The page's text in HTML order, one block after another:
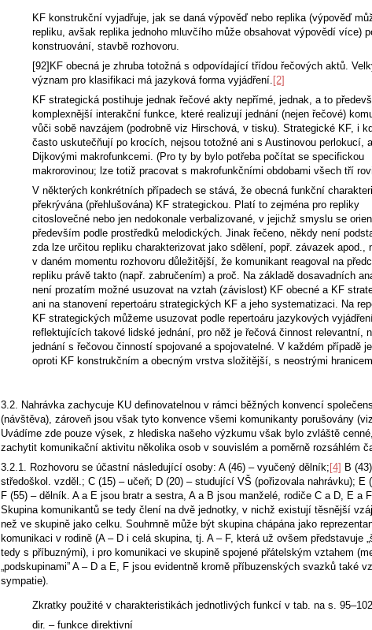
KF konstrukční vyjadřuje, jak se daná výpověď nebo replika (výpověď
repliku, avšak replika jednoho mluvčího může obsahovat výpovědí více)
konstruování, stavbě rozhovoru.
[92]KF obecná je zhruba totožná s odpovídající třídou řečových aktů.
význam pro klasifikaci má jazyková forma vyjádření. [2]
KF strategická postihuje jednak řečové akty nepřímé, jednak, a to
komplexnější interakční funkce, které realizují jednání (nejen řečové)
vůči sobě navzájem (podrobně viz Hirschová, v tisku). Strategické KF, i
často uskutečňují po krocích, nejsou totožné ani s Austinovou perlokucí,
Dijkovými makrofunkcemi. (Pro ty by bylo potřeba počítat se specifickou
makrorovinou; lze totiž pracovat s makrofunkčními obdobami všech tří
V některých konkrétních případech se stává, že obecná funkční
překrývána (přehlušována) KF strategickou. Platí to zejména pro repliky
citoslovečné nebo jen nedokonale verbalizované, v jejichž smyslu se
především podle prostředků melodických. Jinak řečeno, někdy není
zda lze určitou repliku charakterizovat jako sdělení, popř. závazek apod.,
v daném momentu rozhovoru důležitější, že komunikant reagoval na
repliku právě takto (např. zabručením) a proč. Na základě dosavadních
není prozatím možné usuzovat na vztah (závislost) KF obecné a KF
ani na stanovení repertoáru strategických KF a jeho systematizaci. Na
KF strategických můžeme usuzovat podle repertoáru jazykových
reflektujících takové lidské jednání, pro něž je řečová činnost relevantní,
jednání s řečovou činností spojované a spojovatelné. V každém případě
oproti KF konstrukčním a obecným vrstva složitější, s neostrými
3.2. Nahrávka zachycuje KU definovatelnou v rámci běžných konvencí
(návštěva), zároveň jsou však tyto konvence všemi komunikanty porušovány
Uvádíme zde pouze výsek, z hlediska našeho výzkumu však bylo zvláště
zachytit komunikační aktivitu několika osob v souvislém a poměrně rozsáhlém
3.2.1. Rozhovoru se účastní následující osoby: A (46) – vyučený dělník; [4] B
středoškol. vzděl.; C (15) – učeň; D (20) – studující VŠ (pořizovala nahrávku); E
F (55) – dělník. A a E jsou bratr a sestra, A a B jsou manželé, rodiče C a D, E a
Skupina komunikantů se tedy člení na dvě jednotky, v nichž existují těsnější
než ve skupině jako celku. Souhrnně může být skupina chápána jako
komunikaci v rodině (A – D i celá skupina, tj. A – F, která už ovšem představuje
tedy s příbuznými), i pro komunikaci ve skupině spojené přátelským vztahem
„podskupinami” A – D a E, F jsou evidentně kromě příbuzenských svazků také
sympatie).
Zkratky použité v charakteristikách jednotlivých funkcí v tab. na s.
dir. – funkce direktivní